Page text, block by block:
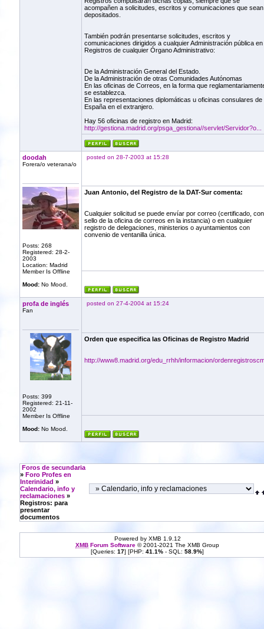
acompañen a solicitudes, escritos y comunicaciones que sean
depositados.
También podrán presentarse solicitudes, escritos y
comunicaciones dirigidos a cualquier Administración pública en
Registros de cualquier Órgano Administrativo:
De la Administración General del Estado.
De la Administración de otras Comunidades Autónomas
En las oficinas de Correos, en la forma que
se establezca.
En las representaciones diplomáticas u oficinas consulares de
España en el extranjero.
Hay 56 oficinas de registro en Madrid:
http://gestiona.madrid.org/psga_gestiona//servlet/Servidor?o...
doodah
Forera/o veterana/o
Posts: 268
Registered: 28-2-
2003
Location: Madrid
Member Is Offline
Mood:No Mood.
posted on 28-7-2003 at 15:28
Juan Antonio, del Registro de la DAT-Sur comenta:
Cualquier solicitud se puede envíar por correo (certificado, con
sello de la oficina de correos en la instancia) o en cualquier
registro de delegaciones, ministerios o ayuntamientos con
convenio de ventanilla única.
profa de inglés
Fan
Posts: 399
Registered: 21-11-
2002
Member Is Offline
Mood:No Mood.
posted on 27-4-2004 at 15:24
Orden que especifica las Oficinas de Registro Madrid
http://www8.madrid.org/edu_rrhh/informacion/
Foros de secundaria
» Foro Profes en
Interinidad »
Calendario, info y
reclamaciones»
Registros: para
presentar
documentos
Powered by XMB 1.9.12
XMB Forum Software © 2001-2021 The XMB Group
[Queries: 17] [PHP: 41.1% - SQL: 58.9%]